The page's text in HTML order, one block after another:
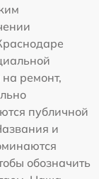
ремонт,
публичной
и
обозначить